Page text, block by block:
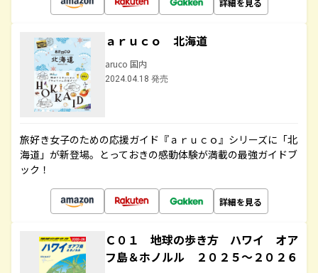
ａｒｕｃｏ 北海道
aruco 国内
2024.04.18 発売
旅好き女子のための応援ガイド『ａｒｕｃｏ』シリーズに「北
海道」が新登場。とっておきの感動体験が満載の最強ガイドブ
ック！
詳細を見る
Ｃ０１ 地球の歩き方 ハワイ オア
フ島＆ホノルル ２０２５～２０２６